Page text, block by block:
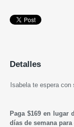
Detalles
Isabela te espera
Paga $169 en lugar
días de semana para